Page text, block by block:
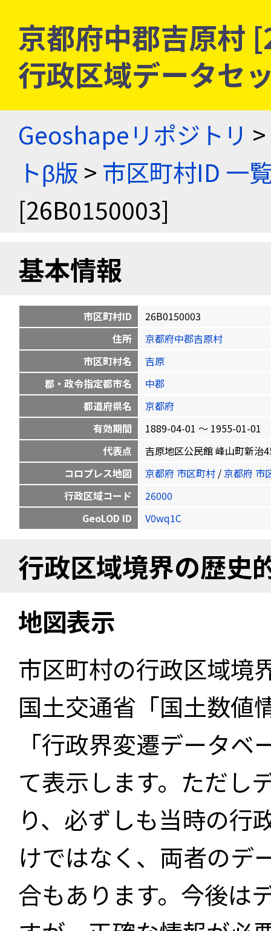
京都府中郡吉原村
行政区域データセ
Geoshapeリポジトリ >
トβ版 > 市区町村ID 一
[26B0150003]
基本情報
市区町村ID
26B0150003
住所
京都府中郡吉原村
市区町村名
吉原
郡・政令指定都市名
中郡
都道府県名
京都府
有効期間
1889-04-01 〜 1955-01-01
代表点
吉原地区公民館 峰山町新治
コロプレス地図
京都府 市区町村 /京都府 市
行政区域コード
26000
GeoLOD ID
V0wq1C
行政区域境界の歴史
地図表示
市区町村の行政区域境
国土交通省「国土数値
「行政界変遷データ
て表示します。ただし
り、必ずしも当時の行
けではなく、両者のデ
合もあります。今後は